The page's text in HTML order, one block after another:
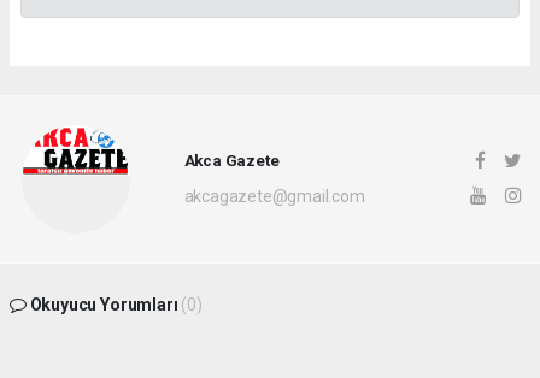
Akca Gazete
akcagazete@gmail.com
Okuyucu Yorumları (0)